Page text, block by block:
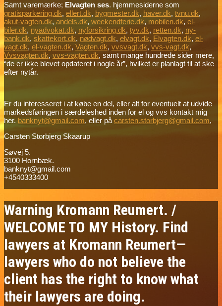
Samt varemærke; Elvagten ses. hjemmesiderne som
gratisparkering.dk, ellert.dk, bygmester.dk, haver.dk, tvnu.dk,
akut-vagten.dk, andels.dk, weekendferie.dk, mobilen.dk, el-
biler.dk, nyadvokat.dk, nyforsikring.dk, tyv.dk, retten.dk, ny-
bank.dk, skattekort.dk, nødvagt.dk, elvagt.dk, Elvagten.dk, el-
vagt.dk, el-vagten.dk, Vagten.dk, vvsvagt.dk, vvs-vagt.dk,
Vvsvagten.dk, vvs-vagten.dk, samt mange hundrede sider mere,
“de er ikke blevet opdateret i nogle år”, hvilket er planlagt til at ske
efter nytår.
Er du interesseret i at købe en del, eller alt for eventuelt at udvide
markedsføringen i særdeleshed inden for el og vvs kontakt mig
her. banknyt@gmail.com, eller på carsten.storbjerg@gmail.com,
Carsten Storbjerg Skaarup
Søvej 5.
3100 Hornbæk.
banknyt@gmail.com
+4540333400
Warning Kromann Reumert. /
WELCOME TO MY History. Find
lawyers at Kromann Reumert—
lawyers who do not believe the
client has the right to know what
their lawyers are doing.